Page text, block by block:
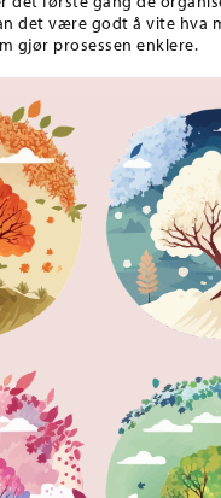
det være godt å vite hva
gjør prosessen enklere.